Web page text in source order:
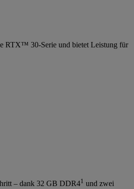
RTX™ 30-Serie und bietet Leistung für
– dank 32 GB DDR41 und zwei